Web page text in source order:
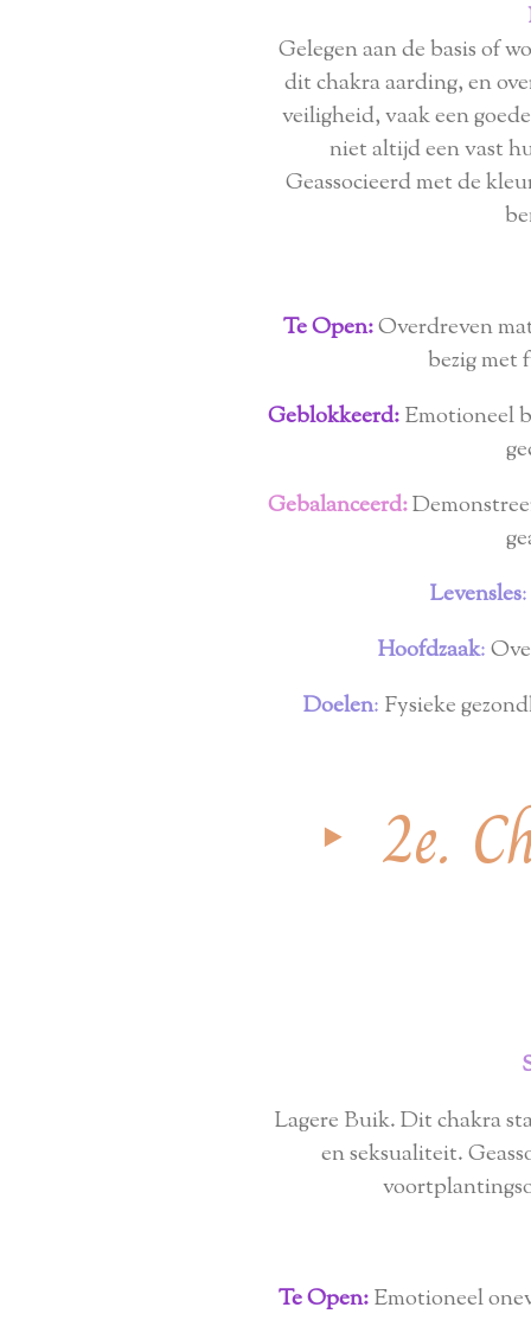
Gelegen aan de basis of
dit chakra aarding, en
veiligheid, vaak een
niet altijd een vast
Geassocieerd met de
Te Open:Overdreven
bezig met
Geblokkeerd: Emotioneel
Gebalanceerd:
Levensles
Hoofdzaak:
Doelen: Fysieke
‣ 2e.
Lagere Buik. Dit chakra
en seksualiteit.
Te Open:Emotioneel